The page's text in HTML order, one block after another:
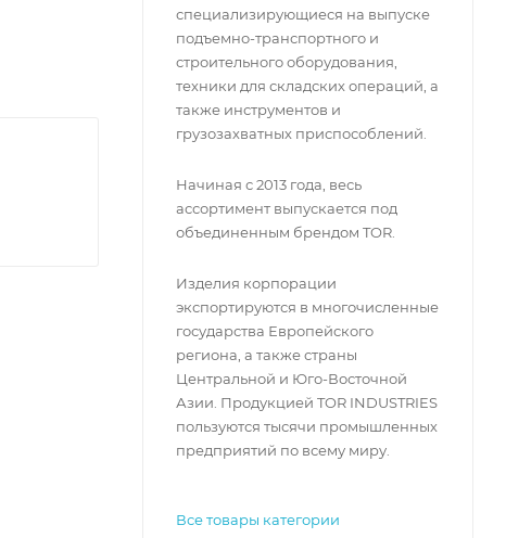
специализирующиеся на выпуске
подъемно-транспортного и
строительного оборудования,
техники для складских операций, а
также инструментов и
грузозахватных приспособлений.
Начиная с 2013 года, весь
ассортимент выпускается под
объединенным брендом TOR.
Изделия корпорации
экспортируются в многочисленные
государства Европейского
региона, а также страны
Центральной и Юго-Восточной
Азии. Продукцией TOR INDUSTRIES
пользуются тысячи промышленных
предприятий по всему миру.
Все товары категории